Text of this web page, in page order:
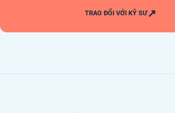
TRAO ĐỔI VỚI KỸ SƯ↗